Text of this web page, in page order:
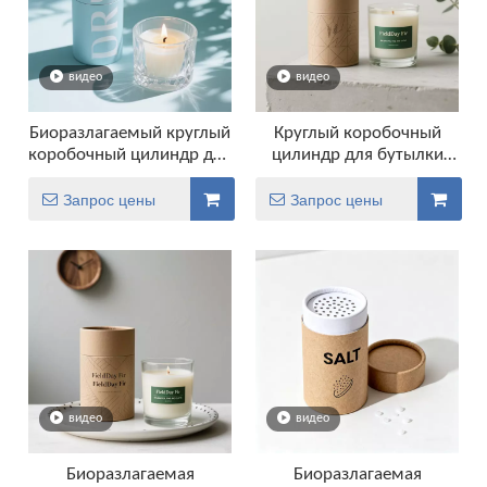
видео
Биоразлагаемый круглый
коробочный цилиндр для
бутылочной панциф
Запрос цены
видео
Круглый коробочный
цилиндр для бутылки
картонной картонной
трубки с бутылкой
Запрос цены
видео
Биоразлагаемая
видео
Биоразлагаемая